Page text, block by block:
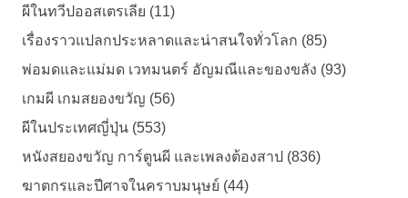
ผีในทวีปออสเตรเลีย (11)
เรื่องราวแปลกประหลาดและน่าสนใจทั่วโลก (85)
พ่อมดและแม่มด เวทมนตร์ อัญมณีและของขลัง (93)
เกมผี เกมสยองขวัญ (56)
ผีในประเทศญี่ปุ่น (553)
หนังสยองขวัญ การ์ตูนผี และเพลงต้องสาป (836)
ฆาตกรและปีศาจในคราบมนุษย์ (44)